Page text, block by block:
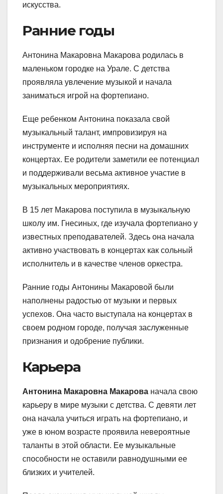
искусства.
Ранние годы
Антонина Макаровна Макарова родилась в
маленьком городке на Урале. С детства
проявляла увлечение музыкой и начала
заниматься игрой на фортепиано.
Еще ребенком Антонина показала свой
музыкальный талант, импровизируя на
инструменте и исполняя песни на домашних
концертах. Ее родители заметили ее потенциал
и поддерживали весьма активное участие в
музыкальных мероприятиях.
В 15 лет Макарова поступила в музыкальную
школу им. Гнесиных, где изучала фортепиано у
известных преподавателей. Здесь она начала
активно участвовать в концертах как сольный
исполнитель и в качестве членов оркестра.
Ранние годы Антонины Макаровой были
наполнены радостью от музыки и первых
успехов. Она часто выступала на концертах в
своем родном городе, получая заслуженные
признания и одобрение публики.
Карьера
Антонина Макаровна Макарова начала свою
карьеру в мире музыки с детства. С девяти лет
она начала учиться играть на фортепиано, и
уже в юном возрасте проявила невероятные
таланты в этой области. Ее музыкальные
способности не оставили равнодушными ее
близких и учителей.